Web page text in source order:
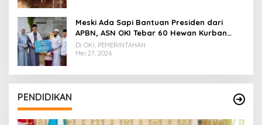
Meski Ada Sapi Bantuan Presiden dari
APBN, ASN OKI Tebar 60 Hewan Kurban
Tanpa Gunakan APBD
Di OKI, PEMERINTAHAN
Mei 27, 2026
PENDIDIKAN